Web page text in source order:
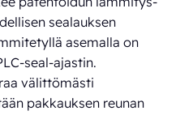
sealauksen
asemalla on
seal-ajastin.
välittömästi
pakkauksen reunan